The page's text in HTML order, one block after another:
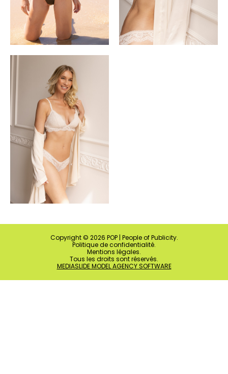
Copyright © 2026 POP | People of Publicity.
Politique de confidentialité.
Mentions légales.
Tous les droits sont réservés.
MEDIASLIDE MODEL AGENCY SOFTWARE